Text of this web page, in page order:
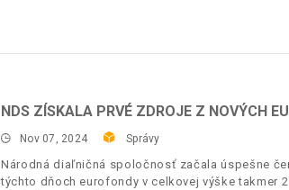
NDS ZÍSKALA PRVÉ ZDROJE Z NOVÝCH
Nov 07, 2024 Správy
Národná diaľničná spoločnosť začala úspešne
týchto dňoch eurofondy v celkovej výške takmer